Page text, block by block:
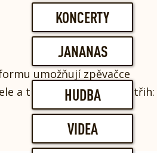
KONCERTY
JANANAS
HUDBA
VIDEA
umožňují zpěvačce
a trávit společný čas. Střih: